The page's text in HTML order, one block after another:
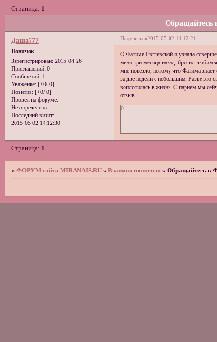
Обращайтесь
Страница: 1
Поделиться2015-05-02 14:12:21
Даша777
Новичок
Зарегистрирован: 2015-04-26
Приглашений:0
Сообщений:1
Уважение: [+0/-0]
Позитив: [+0/-0]
Провел на форуме:
Не определено
Последний визит:
2015-05-02 14:12:30
О Фатиме Евглевской я узнала
меня три месяца назад бросил
мне повезло, потому что Фатима знает
за две недели с небольшим. Разве это
воплотилась в жизнь. С парнем мы
отзыв.
0
Страница: 1
» ФОРУМ сайта MIRANAIS.RU » Взаимоотношения » Обращайтесь к